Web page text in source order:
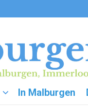
In Malburgen